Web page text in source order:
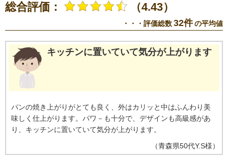
総合評価： （4.43）
・・・評価総数32件の平均値
キッチンに置いていて気分が上がります
パンの焼き上がりがとても良く、外はカリッと中はふんわり美
味しく仕上がります。パワ－も十分で、デザインも高級感があ
り、キッチンに置いていて気分が上がります。
（青森県50代Y.S様）